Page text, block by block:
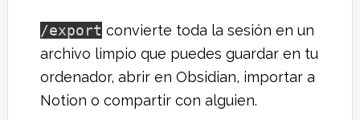
/export convierte toda la sesión en un
archivo limpio que puedes guardar en tu
ordenador, abrir en Obsidian, importar a
Notion o compartir con alguien.